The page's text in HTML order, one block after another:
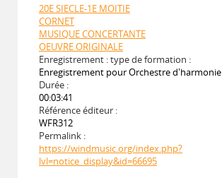
20E SIECLE-1E MOITIE
CORNET
MUSIQUE CONCERTANTE
OEUVRE ORIGINALE
Enregistrement : type de formation :
Enregistrement pour Orchestre d'harmonie
Durée :
00:03:41
Référence éditeur :
WFR312
Permalink :
https://windmusic.org/index.php?
lvl=notice_display&id=66695